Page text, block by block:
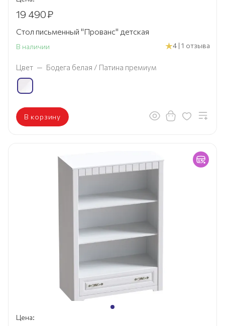
19 490₽
Стол письменный "Прованс" детская
В наличии 4 | 1 отзыва
Цвет — Бодега белая / Патина премиум
В корзину
Цена: